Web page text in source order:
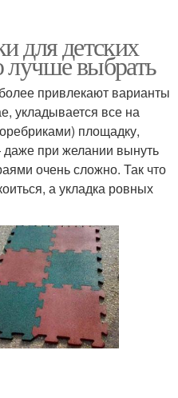
для детских
выбрать
привлекают варианты
укладывается все на
площадку,
при желании вынуть
очень сложно. Так что
а укладка ровных